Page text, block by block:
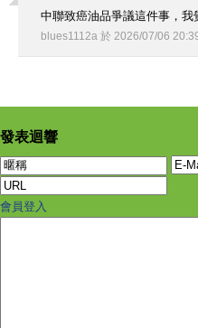
中聯致癌油品爭議這件事，我
blues1112a 於 2026/07/06 20:
發表迴響
會員登入